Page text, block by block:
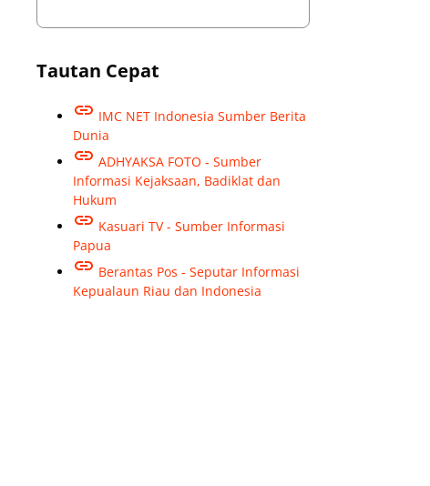
Tautan Cepat
IMC NET Indonesia Sumber Berita
Dunia
ADHYAKSA FOTO - Sumber
Informasi Kejaksaan, Badiklat dan
Hukum
Kasuari TV - Sumber Informasi
Papua
Berantas Pos - Seputar Informasi
Kepualaun Riau dan Indonesia